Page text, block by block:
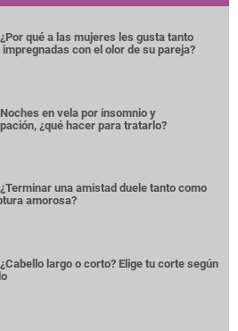
¿Por qué a las mujeres les gusta tanto
impregnadas con el olor de su pareja?
Noches en vela por insomnio y
¿qué hacer para tratarlo?
¿Terminar una amistad duele tanto como
amorosa?
¿Cabello largo o corto? Elige tu corte según